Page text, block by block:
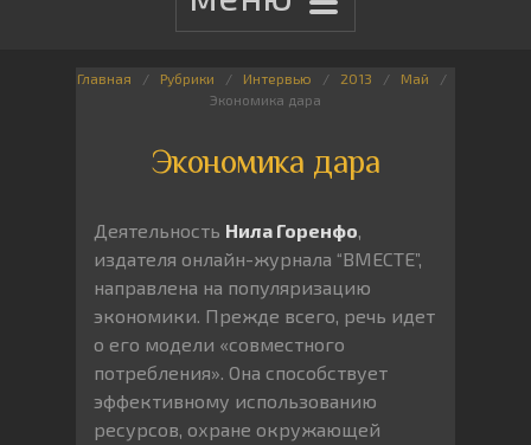
Главная Рубрики Интервью 2013
Май
Экономика дара
Экономика дара
Деятельность Нила Горенфо,
издателя онлайн-журнала “ВМЕСТЕ”,
направлена на популяризацию
экономики. Прежде всего, речь идет
о его модели «совместного
потребления». Она способствует
эффективному использованию
ресурсов, охране окружающей